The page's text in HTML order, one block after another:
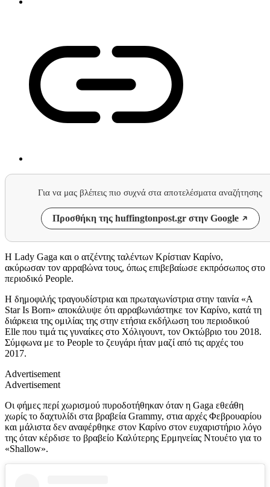
Για να μας βλέπεις πιο συχνά στα αποτελέσματα αναζήτησης
Προσθήκη της huffingtonpost.gr στην Google
Η Lady Gaga και ο ατζέντης ταλέντων Κρίστιαν Καρίνο,
ακύρωσαν τον αρραβώνα τους, όπως επιβεβαίωσε εκπρόσωπος στο
περιοδικό People.
Η δημοφιλής τραγουδίστρια και πρωταγωνίστρια στην ταινία «A
Star Is Born» αποκάλυψε ότι αρραβωνιάστηκε τον Καρίνο, κατά τη
διάρκεια της ομιλίας της στην ετήσια εκδήλωση του περιοδικού
Elle που τιμά τις γυναίκες στο Χόλιγουντ, τον Οκτώβριο του 2018.
Σύμφωνα με το People το ζευγάρι ήταν μαζί από τις αρχές του
2017.
Advertisement
Advertisement
Οι φήμες περί χωρισμού πυροδοτήθηκαν όταν η Gaga εθεάθη
χωρίς το δαχτυλίδι στα βραβεία Grammy, στια αρχές Φεβρουαρίου
και μάλιστα δεν αναφέρθηκε στον Καρίνο στον ευχαριστήριο λόγο
της όταν κέρδισε το βραβείο Καλύτερης Ερμηνείας Ντουέτο για το
«Shallow».